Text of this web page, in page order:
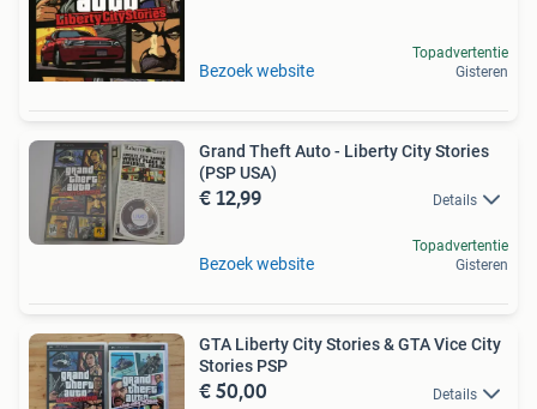
Bezoek website
Topadvertentie
Gisteren
Grand Theft Auto - Liberty City Stories
(PSP USA)
€ 12,99 Details
Bezoek website
Topadvertentie
Gisteren
GTA Liberty City Stories & GTA Vice City
Stories PSP
€ 50,00 Details